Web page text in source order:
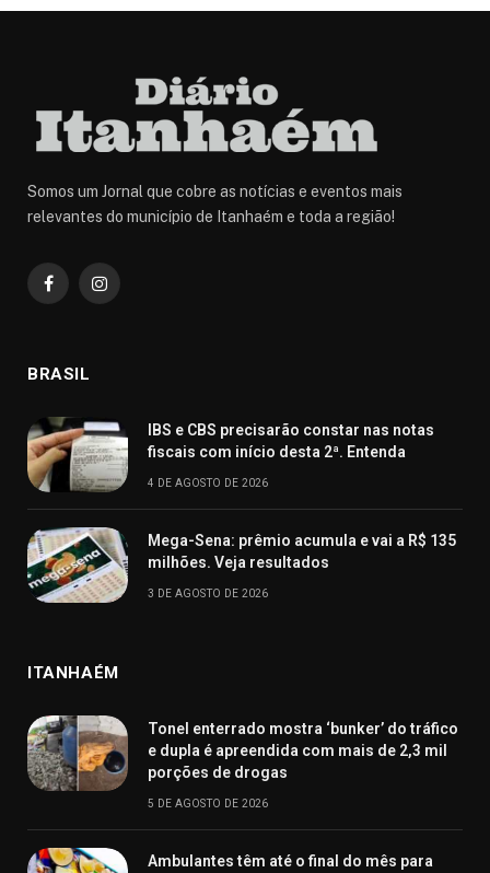
Somos um Jornal que cobre as notícias e eventos mais
relevantes do município de Itanhaém e toda a região!
FacebookInstagram
BRASIL
IBS e CBS precisarão constar nas notas
fiscais com início desta 2ª. Entenda
4 DE AGOSTO DE 2026
Mega-Sena: prêmio acumula e vai a R$ 135
milhões. Veja resultados
3 DE AGOSTO DE 2026
ITANHAÉM
Tonel enterrado mostra ‘bunker’ do tráfico
e dupla é apreendida com mais de 2,3 mil
porções de drogas
5 DE AGOSTO DE 2026
Ambulantes têm até o final do mês para